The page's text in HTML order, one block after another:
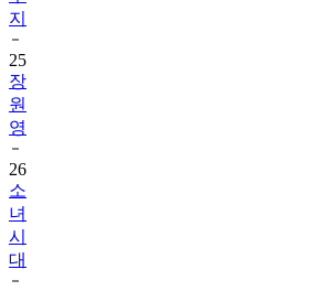
지
25
장
원
영
26
소
녀
시
대